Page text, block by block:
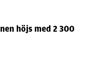
höjs med 2 300